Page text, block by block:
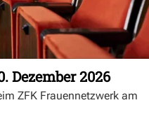
Dezember 2026
ZFK Frauennetzwerk am